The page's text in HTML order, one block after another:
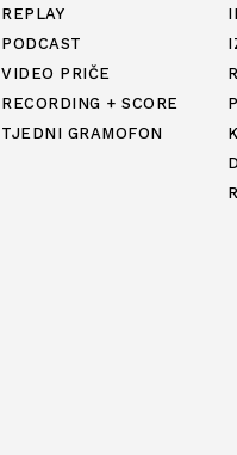
REPLAY
PODCAST
VIDEO PRIČE
RECORDING + SCORE
TJEDNI GRAMOFON